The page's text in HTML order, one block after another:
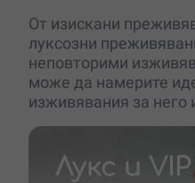
От изискани
луксозни
неповторими
може да намерите
изживявания за него
Лукс и VIP